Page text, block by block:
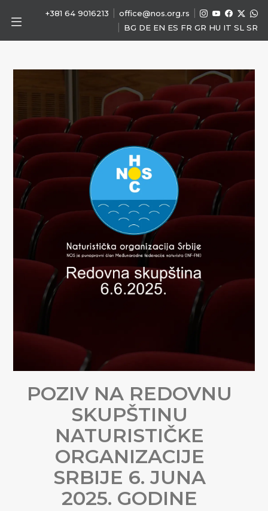
+381 64 9016213 office@nos.org.rs
BG DE EN ES FR GR HU IT SL SR
POZIV NA REDOVNU
SKUPŠTINU
NATURISTIČKE
ORGANIZACIJE
SRBIJE 6. JUNA
2025. GODINE